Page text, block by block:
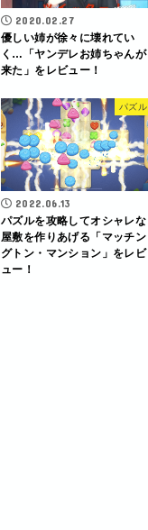
2020.02.27
優しい姉が徐々に壊れてい
く…「ヤンデレお姉ちゃんが
来た」をレビュー！
パズル
2022.06.13
パズルを攻略してオシャレな
屋敷を作りあげる「マッチン
グトン・マンション」をレビ
ュー！